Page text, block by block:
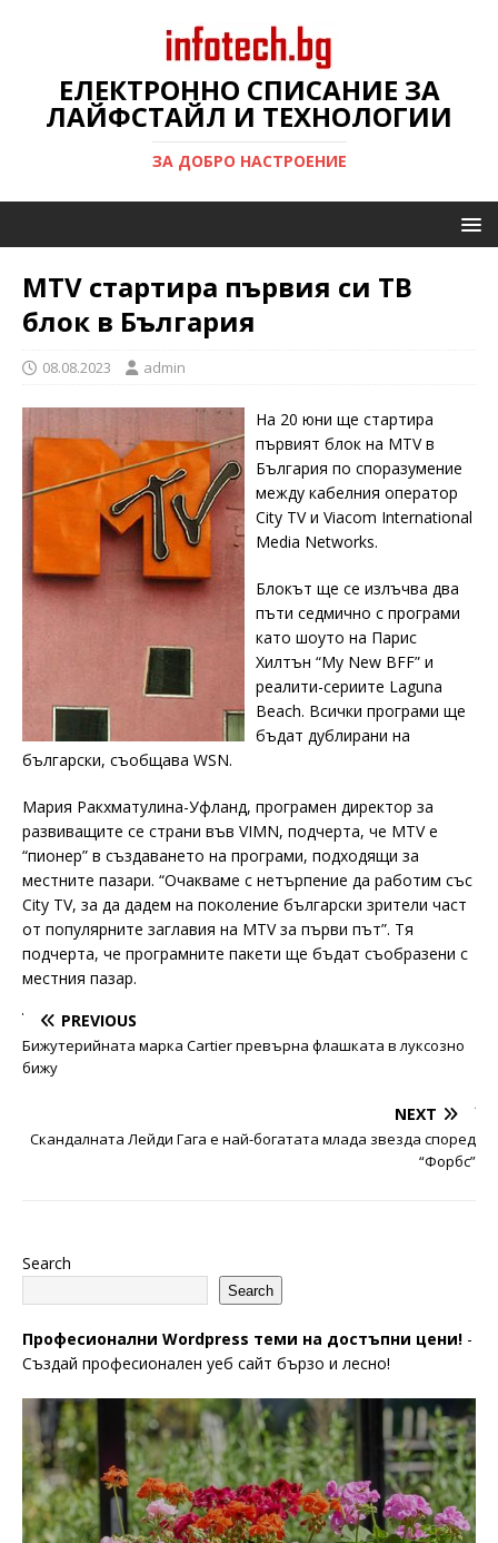
ЕЛЕКТРОННО СПИСАНИЕ ЗА
ЛАЙФСТАЙЛ И ТЕХНОЛОГИИ
ЗА ДОБРО НАСТРОЕНИЕ
MTV стартира първия си ТВ
блок в България
08.08.2023 admin
На 20 юни ще стартира
първият блок на MTV в
България по споразумение
между кабелния оператор
City TV и Viacom International
Media Networks.
Блокът ще се излъчва два
пъти седмично с програми
като шоуто на Парис
Хилтън “My New BFF” и
реалити-сериите Laguna
Beach. Всички програми ще
бъдат дублирани на
български, съобщава WSN.
Мария Ракхматулина-Уфланд, програмен директор за
развиващите се страни във VIMN, подчерта, че MTV е
“пионер” в създаването на програми, подходящи за
местните пазари. “Очакваме с нетърпение да работим със
City TV, за да дадем на поколение български зрители част
от популярните заглавия на MTV за първи път”. Тя
подчерта, че програмните пакети ще бъдат съобразени с
местния пазар.
PREVIOUS
Бижутерийната марка Cartier превърна флашката в луксозно
бижу
NEXT
Скандалната Лейди Гага е най-богатата млада звезда според
“Форбс”
Search
Search
Професионални Wordpress теми на достъпни цени! -
Създай професионален уеб сайт бързо и лесно!